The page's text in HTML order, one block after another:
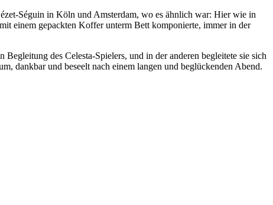
Séguin in Köln und Amsterdam, wo es ähnlich war: Hier wie in
einem gepackten Koffer unterm Bett komponierte, immer in der
des Celesta-Spielers, und in der anderen begleitete sie sich
dankbar und beseelt nach einem langen und beglückenden Abend.